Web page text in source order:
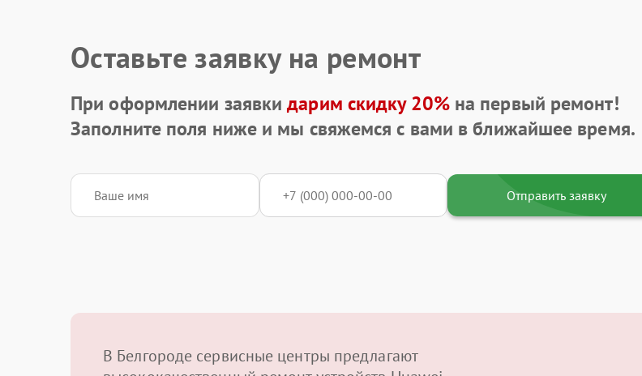
Оставьте заявку на ремонт
При оформлении заявкидарим скидку 20%на первый ремонт!
Заполните поля ниже и мы свяжемся с вами в ближайшее время.
Отправить заявку
В Белгороде сервисные центры предлагают